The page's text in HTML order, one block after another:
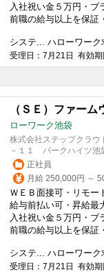
入社祝い金５万円・ブ
前職の給与以上を保証
システ... ハローワーク
受理日：7月21日 有効期
（ＳＥ）ファー
ローワーク池袋
株式会社ステップクラ
－１１ パークハイツ池
正社員
月給 250,000円 ～
ＷＥＢ面接可・リモー
給与前払い可・昇給最
入社祝い金５万円・ブ
前職の給与以上を保証
システ... ハローワーク
受理日：7月21日 有効期